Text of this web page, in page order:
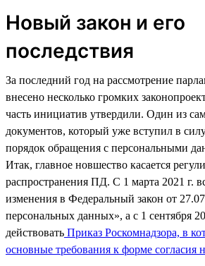
Новый закон и его
последствия
За последний год на рассмотрение
внесено несколько громких
часть инициатив утвердили. Один из
документов, который уже вступил в
порядок обращения с персональными
Итак, главное новшество касается
распространения ПД. С 1 марта 2021 г.
изменения в Федеральный закон от
персональных данных», а с 1 сентября
действовать Приказ Роскомнадзора, в
основные требования к форме согласия